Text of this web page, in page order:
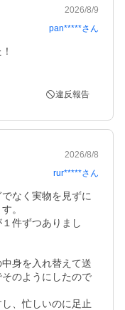
2026/8/9
pan*****さん
違反報告
2026/8/8
rur*****さん
なく実物を見ずに
。
件ずつありまし
身を入れ替えて送
のようにしたので
、忙しいのに足止